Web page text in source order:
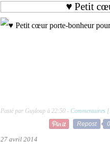
♥ Petit
Posté par Guyloup à 22:50 - Commentaires [
Repost
0
27 avril 2014